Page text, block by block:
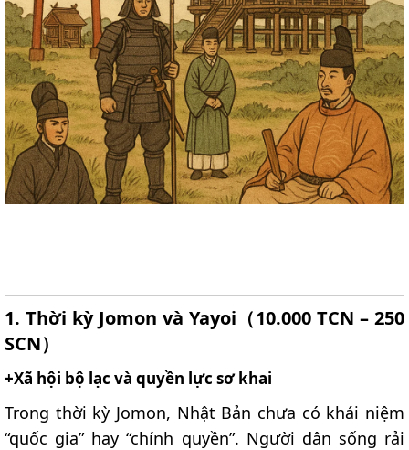
1. Thời kỳ Jomon và Yayoi（10.000 TCN – 250
SCN）​
+Xã hội bộ lạc và quyền lực sơ khai​
Trong thời kỳ Jomon, Nhật Bản chưa có khái niệm
“quốc gia” hay “chính quyền”. Người dân sống rải